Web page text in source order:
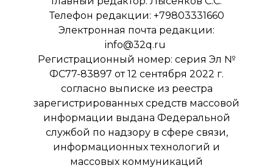
Телефон редакции: +79803331660
Электронная почта редакции:
info@32q.ru
Регистрационный номер: серия Эл №
ФС77-83897 от 12 сентября 2022 г.
согласно выписке из реестра
зарегистрированных средств массовой
информации выдана Федеральной
службой по надзору в сфере связи,
информационных технологий и
массовых коммуникаций